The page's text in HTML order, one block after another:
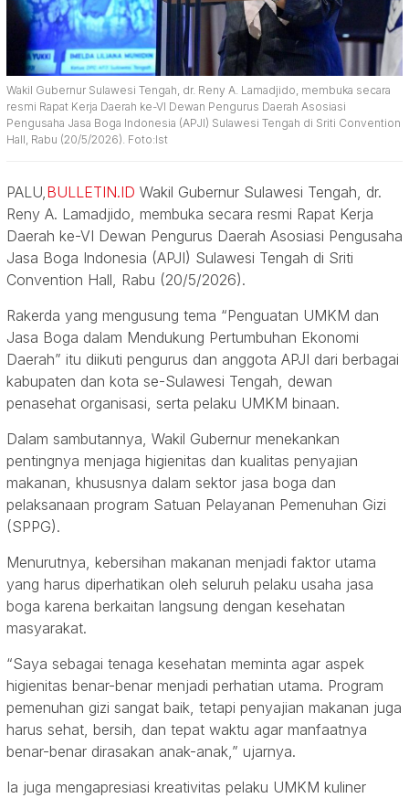
Wakil Gubernur Sulawesi Tengah, dr. Reny A. Lamadjido, membuka secara
resmi Rapat Kerja Daerah ke-VI Dewan Pengurus Daerah Asosiasi
Pengusaha Jasa Boga Indonesia (APJI) Sulawesi Tengah di Sriti Convention
Hall, Rabu (20/5/2026). Foto:Ist
PALU,BULLETIN.ID Wakil Gubernur Sulawesi Tengah, dr.
Reny A. Lamadjido, membuka secara resmi Rapat Kerja
Daerah ke-VI Dewan Pengurus Daerah Asosiasi Pengusaha
Jasa Boga Indonesia (APJI) Sulawesi Tengah di Sriti
Convention Hall, Rabu (20/5/2026).
Rakerda yang mengusung tema “Penguatan UMKM dan
Jasa Boga dalam Mendukung Pertumbuhan Ekonomi
Daerah” itu diikuti pengurus dan anggota APJI dari berbagai
kabupaten dan kota se-Sulawesi Tengah, dewan
penasehat organisasi, serta pelaku UMKM binaan.
Dalam sambutannya, Wakil Gubernur menekankan
pentingnya menjaga higienitas dan kualitas penyajian
makanan, khususnya dalam sektor jasa boga dan
pelaksanaan program Satuan Pelayanan Pemenuhan Gizi
(SPPG).
Menurutnya, kebersihan makanan menjadi faktor utama
yang harus diperhatikan oleh seluruh pelaku usaha jasa
boga karena berkaitan langsung dengan kesehatan
masyarakat.
“Saya sebagai tenaga kesehatan meminta agar aspek
higienitas benar-benar menjadi perhatian utama. Program
pemenuhan gizi sangat baik, tetapi penyajian makanan juga
harus sehat, bersih, dan tepat waktu agar manfaatnya
benar-benar dirasakan anak-anak,” ujarnya.
Ia juga mengapresiasi kreativitas pelaku UMKM kuliner